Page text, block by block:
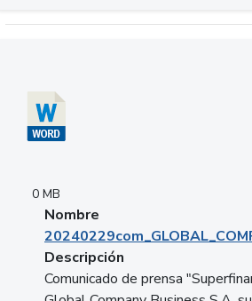
0 MB
Nombre
Descripción
Comunicado de prensa